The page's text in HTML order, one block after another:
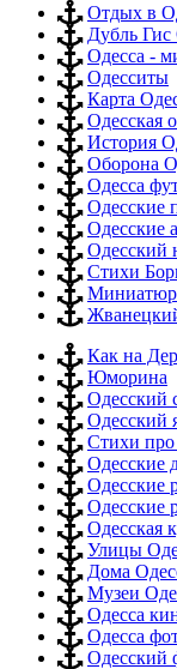
Отдых в
Дубль Гис
Одесса -
Одесситы
Карта
Одесская
История
Оборона
Одесса
Одесские
Одесские
Одесский
Стихи
Как на
Юморина
Одесский
Одесский
Стихи
Одесские
Одесские
Одесские
Одесская
Улицы
Дома
Музеи
Одесса
Одесса
Одесский